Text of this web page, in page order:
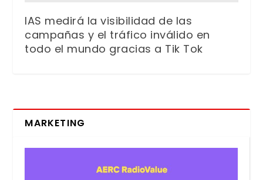
IAS medirá la visibilidad de las
campañas y el tráfico inválido en
todo el mundo gracias a Tik Tok
MARKETING